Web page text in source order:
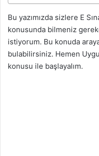
Bu yazımızda sizlere E
konusunda bilmeniz
istiyorum. Bu konuda
bulabilirsiniz. Hemen
konusu ile başlayalım.